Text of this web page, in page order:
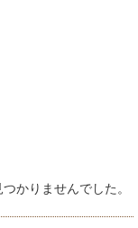
かりませんでした。